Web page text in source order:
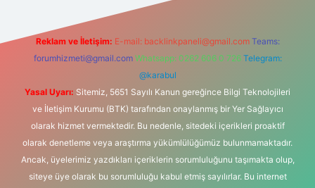
Reklam ve İletişim: E-mail: backlinkpaneli@gmail.com Teams:
forumhizmeti@gmail.com Whatsapp: 0262 606 0 726 Telegram:
@karabul
Yasal Uyarı: Sitemiz, 5651 Sayılı Kanun gereğince Bilgi Teknolojileri
ve İletişim Kurumu (BTK) tarafından onaylanmış bir Yer Sağlayıcı
olarak hizmet vermektedir. Bu nedenle, sitedeki içerikleri proaktif
olarak denetleme veya araştırma yükümlülüğümüz bulunmamaktadır.
Ancak, üyelerimiz yazdıkları içeriklerin sorumluluğunu taşımakta olup,
siteye üye olarak bu sorumluluğu kabul etmiş sayılırlar. Bu internet